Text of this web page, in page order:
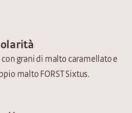
grani di malto caramellato e
malto FORST Sixtus.